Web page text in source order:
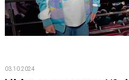
03.10.2024